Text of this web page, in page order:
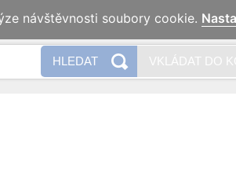
HLEDAT VKLÁDAT DO
návštěvnosti soubory cookie.